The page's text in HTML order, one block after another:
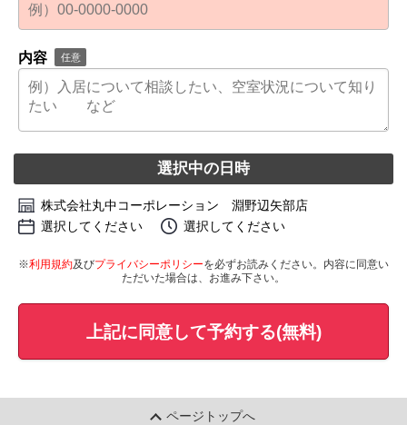
内容 任意
選択中の日時
株式会社丸中コーポレーション 淵野辺矢部店
選択してください
選択してください
※利用規約及びプライバシーポリシーを必ずお読みください。内容に同意い
ただいた場合は、お進み下さい。
上記に同意して予約する(無料)
ページトップへ